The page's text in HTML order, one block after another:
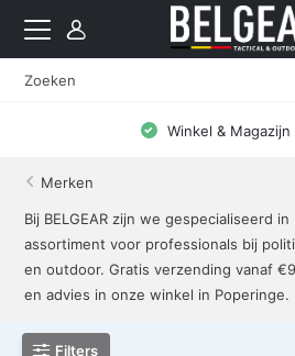
Winkel & Magazijn
Merken
Bij BELGEAR zijn we gespecialiseerd
assortiment voor professionals bij
en outdoor. Gratis verzending vanaf
en advies in onze winkel in Poperinge.
Filters